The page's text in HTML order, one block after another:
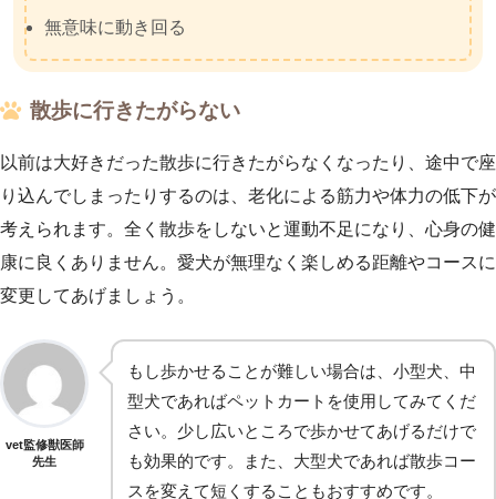
無意味に動き回る
散歩に行きたがらない
以前は大好きだった散歩に行きたがらなくなったり、途中で座
り込んでしまったりするのは、老化による筋力や体力の低下が
考えられます。全く散歩をしないと運動不足になり、心身の健
康に良くありません。愛犬が無理なく楽しめる距離やコースに
変更してあげましょう。
vet監修獣医師
先生
もし歩かせることが難しい場合は、小型犬、中
型犬であればペットカートを使用してみてくだ
さい。少し広いところで歩かせてあげるだけで
も効果的です。また、大型犬であれば散歩コー
スを変えて短くすることもおすすめです。